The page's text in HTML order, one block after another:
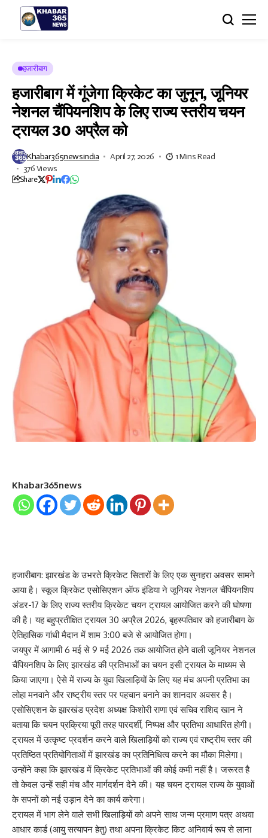
हजारीबाग
हजारीबाग में गूंजेगा क्रिकेट का जुनून, जूनियर
नेशनल चैंपियनशिप के लिए राज्य स्तरीय चयन
ट्रायल 30 अप्रैल को
Khabar365newsindia April 27, 2026
1 Mins Read
376 Views
Share
Khabar365news
हजारीबाग: झारखंड के उभरते क्रिकेट सितारों के लिए एक सुनहरा अवसर सामने
आया है। स्कूल क्रिकेट एसोसिएशन ऑफ इंडिया ने जूनियर नेशनल चैंपियनशिप
अंडर-17 के लिए राज्य स्तरीय क्रिकेट चयन ट्रायल आयोजित करने की घोषणा
की है। यह बहुप्रतीक्षित ट्रायल 30 अप्रैल 2026, बृहस्पतिवार को हजारीबाग के
ऐतिहासिक गांधी मैदान में शाम 3:00 बजे से आयोजित होगा।
जयपुर में आगामी 6 मई से 9 मई 2026 तक आयोजित होने वाली जूनियर नेशनल
चैंपियनशिप के लिए झारखंड की प्रतिभाओं का चयन इसी ट्रायल के माध्यम से
किया जाएगा। ऐसे में राज्य के युवा खिलाड़ियों के लिए यह मंच अपनी प्रतिभा का
लोहा मनवाने और राष्ट्रीय स्तर पर पहचान बनाने का शानदार अवसर है।
एसोसिएशन के झारखंड प्रदेश अध्यक्ष किशोरी राणा एवं सचिव राशिद खान ने
बताया कि चयन प्रक्रिया पूरी तरह पारदर्शी, निष्पक्ष और प्रतिभा आधारित होगी।
ट्रायल में उत्कृष्ट प्रदर्शन करने वाले खिलाड़ियों को राज्य एवं राष्ट्रीय स्तर की
प्रतिष्ठित प्रतियोगिताओं में झारखंड का प्रतिनिधित्व करने का मौका मिलेगा।
उन्होंने कहा कि झारखंड में क्रिकेट प्रतिभाओं की कोई कमी नहीं है। जरूरत है
तो केवल उन्हें सही मंच और मार्गदर्शन देने की। यह चयन ट्रायल राज्य के युवाओं
के सपनों को नई उड़ान देने का कार्य करेगा।
ट्रायल में भाग लेने वाले सभी खिलाड़ियों को अपने साथ जन्म प्रमाण पत्र अथवा
आधार कार्ड (आयु सत्यापन हेतु) तथा अपना क्रिकेट किट अनिवार्य रूप से लाना